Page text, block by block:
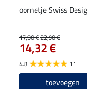
oornetje Swiss
17,90 €22,90 €
14,32 €
4.8 11
toevoegen